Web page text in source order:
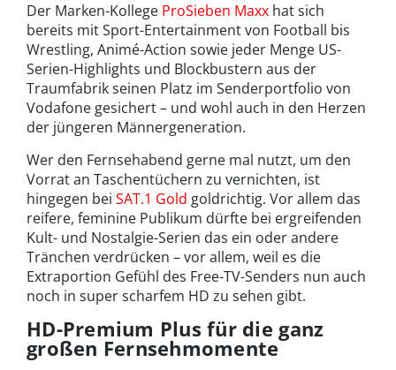
Der Marken-Kollege ProSieben Maxx hat sich
bereits mit Sport-Entertainment von Football bis
Wrestling, Animé-Action sowie jeder Menge US-
Serien-Highlights und Blockbustern aus der
Traumfabrik seinen Platz im Senderportfolio von
Vodafone gesichert – und wohl auch in den Herzen
der jüngeren Männergeneration.
Wer den Fernsehabend gerne mal nutzt, um den
Vorrat an Taschentüchern zu vernichten, ist
hingegen bei SAT.1 Gold goldrichtig. Vor allem das
reifere, feminine Publikum dürfte bei ergreifenden
Kult- und Nostalgie-Serien das ein oder andere
Tränchen verdrücken – vor allem, weil es die
Extraportion Gefühl des Free-TV-Senders nun auch
noch in super scharfem HD zu sehen gibt.
HD-Premium Plus für die ganz
großen Fernsehmomente